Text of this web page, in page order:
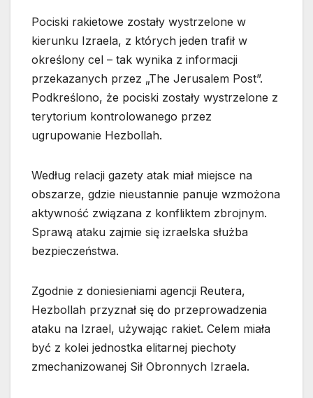
Pociski rakietowe zostały wystrzelone w
kierunku Izraela, z których jeden trafił w
określony cel – tak wynika z informacji
przekazanych przez „The Jerusalem Post”.
Podkreślono, że pociski zostały wystrzelone z
terytorium kontrolowanego przez
ugrupowanie Hezbollah.
Według relacji gazety atak miał miejsce na
obszarze, gdzie nieustannie panuje wzmożona
aktywność związana z konfliktem zbrojnym.
Sprawą ataku zajmie się izraelska służba
bezpieczeństwa.
Zgodnie z doniesieniami agencji Reutera,
Hezbollah przyznał się do przeprowadzenia
ataku na Izrael, używając rakiet. Celem miała
być z kolei jednostka elitarnej piechoty
zmechanizowanej Sił Obronnych Izraela.